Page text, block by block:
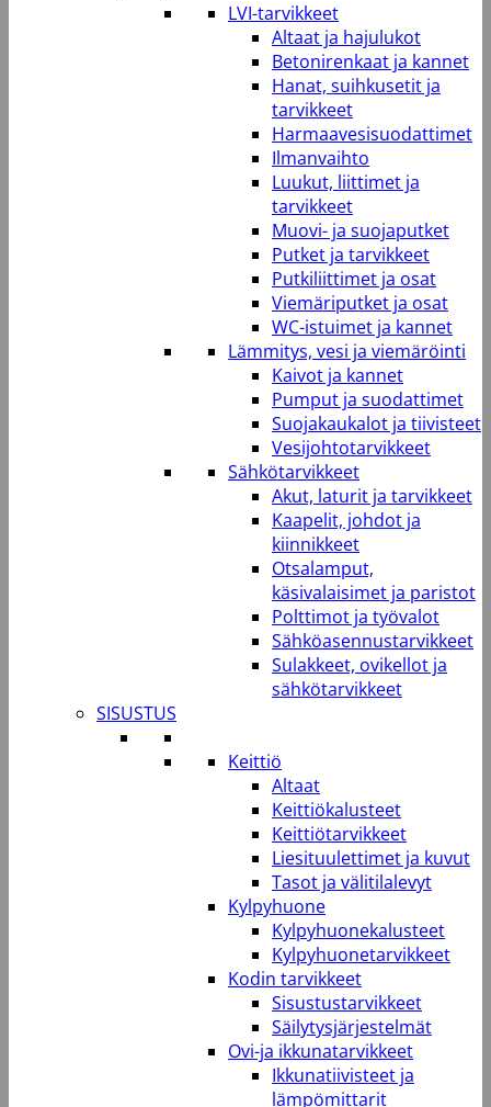
LVI-tarvikkeet
Altaat ja hajulukot
Betonirenkaat ja kannet
Hanat, suihkusetit ja
tarvikkeet
Harmaavesisuodattimet
Ilmanvaihto
Luukut, liittimet ja
tarvikkeet
Muovi- ja suojaputket
Putket ja tarvikkeet
Putkiliittimet ja osat
Viemäriputket ja osat
WC-istuimet ja kannet
Lämmitys, vesi ja viemäröinti
Kaivot ja kannet
Pumput ja suodattimet
Suojakaukalot ja tiivisteet
Vesijohtotarvikkeet
Sähkötarvikkeet
Akut, laturit ja tarvikkeet
Kaapelit, johdot ja
kiinnikkeet
Otsalamput,
käsivalaisimet ja paristot
Polttimot ja työvalot
Sähköasennustarvikkeet
Sulakkeet, ovikellot ja
sähkötarvikkeet
SISUSTUS
Keittiö
Altaat
Keittiökalusteet
Keittiötarvikkeet
Liesituulettimet ja kuvut
Tasot ja välitilalevyt
Kylpyhuone
Kylpyhuonekalusteet
Kylpyhuonetarvikkeet
Kodin tarvikkeet
Sisustustarvikkeet
Säilytysjärjestelmät
Ovi-ja ikkunatarvikkeet
Ikkunatiivisteet ja
lämpömittarit